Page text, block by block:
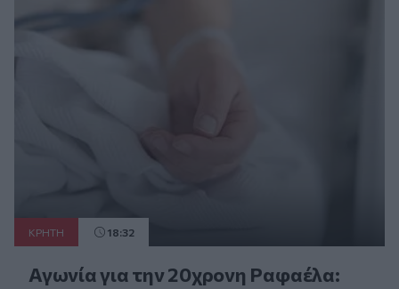
ΚΡΗΤΗ 18:32
Αγωνία για την 20χρονη Ραφαέλα: